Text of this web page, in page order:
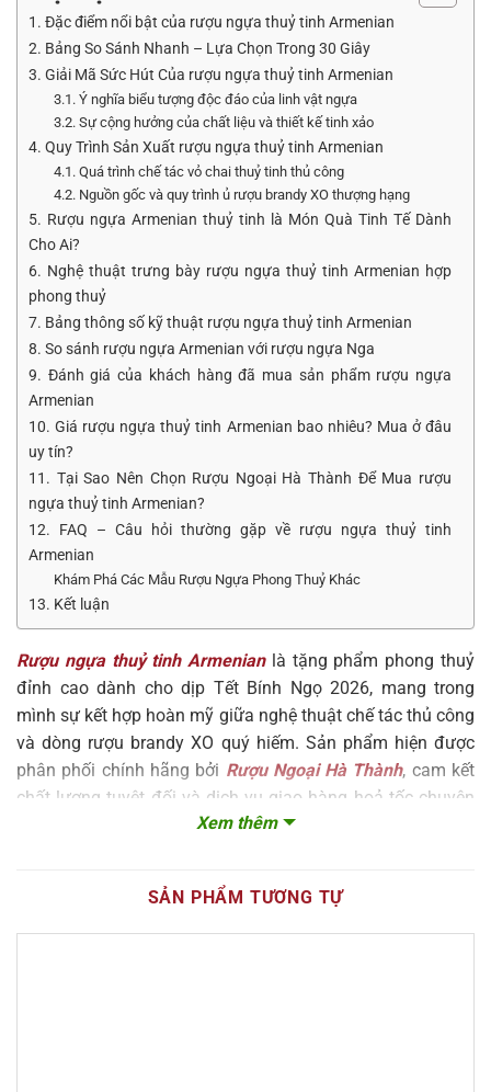
1. Đặc điểm nổi bật của rượu ngựa thuỷ tinh Armenian
2. Bảng So Sánh Nhanh – Lựa Chọn Trong 30 Giây
3. Giải Mã Sức Hút Của rượu ngựa thuỷ tinh Armenian
3.1. Ý nghĩa biểu tượng độc đáo của linh vật ngựa
3.2. Sự cộng hưởng của chất liệu và thiết kế tinh xảo
4. Quy Trình Sản Xuất rượu ngựa thuỷ tinh Armenian
4.1. Quá trình chế tác vỏ chai thuỷ tinh thủ công
4.2. Nguồn gốc và quy trình ủ rượu brandy XO thượng hạng
5. Rượu ngựa Armenian thuỷ tinh là Món Quà Tinh Tế Dành
Cho Ai?
6. Nghệ thuật trưng bày rượu ngựa thuỷ tinh Armenian hợp
phong thuỷ
7. Bảng thông số kỹ thuật rượu ngựa thuỷ tinh Armenian
8. So sánh rượu ngựa Armenian với rượu ngựa Nga
9. Đánh giá của khách hàng đã mua sản phẩm rượu ngựa
Armenian
10. Giá rượu ngựa thuỷ tinh Armenian bao nhiêu? Mua ở đâu
uy tín?
11. Tại Sao Nên Chọn Rượu Ngoại Hà Thành Để Mua rượu
ngựa thuỷ tinh Armenian?
12. FAQ – Câu hỏi thường gặp về rượu ngựa thuỷ tinh
Armenian
Khám Phá Các Mẫu Rượu Ngựa Phong Thuỷ Khác
13. Kết luận
Rượu ngựa thuỷ tinh Armenian là tặng phẩm phong thuỷ
đỉnh cao dành cho dịp Tết Bính Ngọ 2026, mang trong
mình sự kết hợp hoàn mỹ giữa nghệ thuật chế tác thủ công
và dòng rượu brandy XO quý hiếm. Sản phẩm hiện được
phân phối chính hãng bởi Rượu Ngoại Hà Thành, cam kết
chất lượng tuyệt đối và dịch vụ giao hàng hoả tốc chuyên
Xem thêm
SẢN PHẨM TƯƠNG TỰ